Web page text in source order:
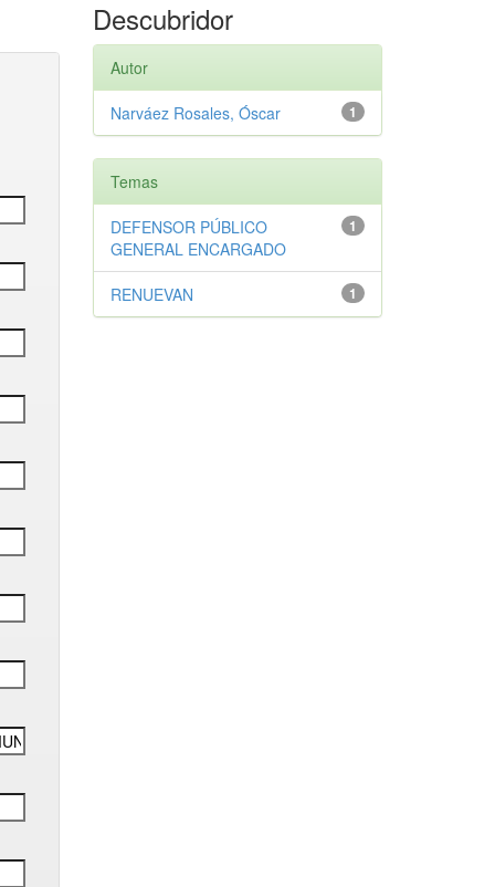
Descubridor
Autor
1
Narváez Rosales, Óscar
Temas
1
DEFENSOR PÚBLICO
GENERAL ENCARGADO
1
RENUEVAN